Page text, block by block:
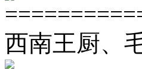
西南王厨、